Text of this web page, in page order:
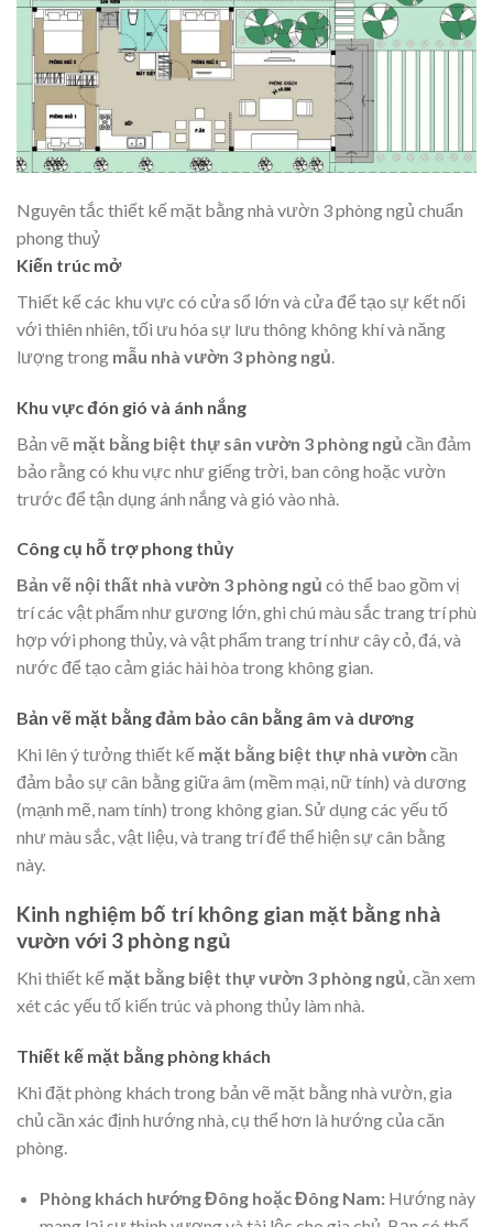
Nguyên tắc thiết kế mặt bằng nhà vườn 3 phòng ngủ chuẩn
phong thuỷ
Kiến trúc mở
Thiết kế các khu vực có cửa sổ lớn và cửa để tạo sự kết nối
với thiên nhiên, tối ưu hóa sự lưu thông không khí và năng
lượng trong mẫu nhà vườn 3 phòng ngủ
Khu vực đón gió và ánh nắng
Bản vẽ mặt bằng biệt thự sân vườn 3 phòng ngủ cần đảm
bảo rằng có khu vực như giếng trời, ban công hoặc vườn
trước để tận dụng ánh nắng và gió vào nhà.
Công cụ hỗ trợ phong thủy
Bản vẽ nội thất nhà vườn 3 phòng ngủ có thể bao gồm vị
trí các vật phẩm như gương lớn, ghi chú màu sắc trang trí phù
hợp với phong thủy, và vật phẩm trang trí như cây cỏ, đá, và
nước để tạo cảm giác hài hòa trong không gian.
Bản vẽ mặt bằng đảm bảo cân bằng âm và dương
Khi lên ý tưởng thiết kế mặt bằng biệt thự nhà vườn cần
đảm bảo sự cân bằng giữa âm (mềm mại, nữ tính) và dương
(mạnh mẽ, nam tính) trong không gian. Sử dụng các yếu tố
như màu sắc, vật liệu, và trang trí để thể hiện sự cân bằng
này.
Kinh nghiệm bố trí không gian mặt bằng nhà
vườn với 3 phòng ngủ
Khi thiết kế mặt bằng biệt thự vườn 3 phòng ngủ, cần xem
xét các yếu tố kiến trúc và phong thủy làm nhà.
Thiết kế mặt bằng phòng khách
Khi đặt phòng khách trong bản vẽ mặt bằng nhà vườn, gia
chủ cần xác định hướng nhà, cụ thể hơn là hướng của căn
phòng.
Phòng khách hướng Đông hoặc Đông Nam:Hướng này